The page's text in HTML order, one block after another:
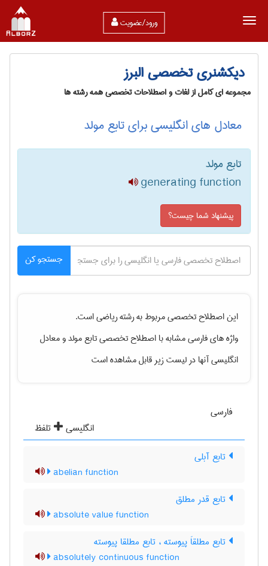
ورود/عضویت
دیکشنری تخصصی البرز
مجموعه ای کامل از لغات و اصطلاحات تخصصی همه رشته ها
معادل های انگلیسی برای تابع مولد
تابع مولد
generating function
پیشنهاد شما چیست؟
جستجو کن
این اصطلاح تخصصی مربوط به رشتهرياضیاست.
واژه های فارسی مشابه با اصطلاح تخصصیتابع مولدو معادل
انگلیسی آنها در لیست زیر قابل مشاهده است
فارسی
انگلیسی
تلفظ
تابع آبلی
abelian function
تابع قدر مطلق
absolute value function
تابع مطلقاَ پیوسته ، تابع مطلقا پیوسته
absolutely continuous function